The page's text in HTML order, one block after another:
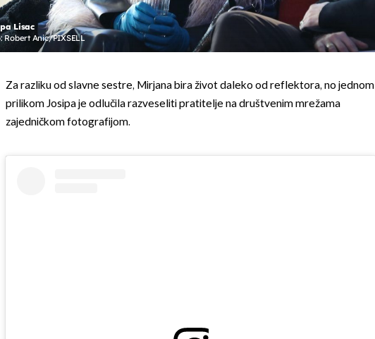
Lisac
Robert Anic/PIXSELL
Za razliku od slavne sestre, Mirjana bira život daleko od reflektora, no jednom
prilikom Josipa je odlučila razveseliti pratitelje na društvenim mrežama
zajedničkom fotografijom.